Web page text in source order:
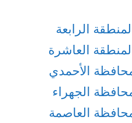
الرابعة
العاشرة
الأحمدي
الجهراء
العاصمة